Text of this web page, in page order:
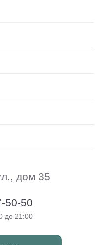
дом 35
50-50
до 21:00